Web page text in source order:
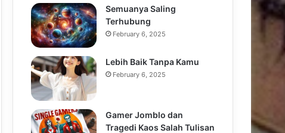
Semuanya Saling
Terhubung
February 6, 2025
Lebih Baik Tanpa Kamu
February 6, 2025
Gamer Jomblo dan
Tragedi Kaos Salah Tulisan